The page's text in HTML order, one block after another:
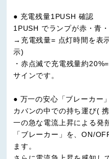
● 充電残量1PUSH 確認
1PUSH でランプが赤・青
→充電残量= 点灯時間を表
示)
・赤点滅で充電残量約
サインです。
● 万一の安心「ブレーカー
カバンの中での持ち運び(
一の急な電流上昇による発
「ブレーカー」を、ON/
ます。